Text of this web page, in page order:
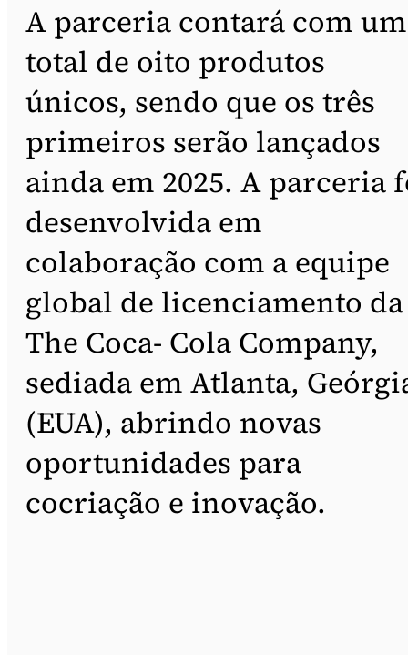
A parceria contará com um
total de oito produtos
únicos, sendo que os três
primeiros serão lançados
ainda em 2025. A parceria
desenvolvida em
colaboração com a equipe
global de licenciamento da
The Coca- Cola Company,
sediada em Atlanta,
(EUA), abrindo novas
oportunidades para
cocriação e inovação.